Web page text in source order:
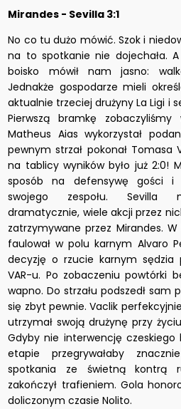
Mirandes - Sevilla 3:1
No co tu dużo mówić. Szok i
na to spotkanie nie dojechała.
boisko mówił nam jasno:
Jednakże gospodarze mieli
aktualnie trzeciej drużyny La Ligi i
Pierwszą bramkę
Matheus Aias wykorzystał
pewnym strzał pokonał Tomasa
na tablicy wyników było już 2:0!
sposób na defensywę gości i
swojego zespołu. Sevilla
dramatycznie, wiele akcji przez
zatrzymywane przez Mirandes.
faulował w polu karnym Alvaro
decyzję o rzucie karnym sędzia
VAR-u. Po zobaczeniu powtórki
wapno. Do strzału podszedł sam
się zbyt pewnie. Vaclik
utrzymał swoją drużynę przy
Gdyby nie interwencję
etapie przegrywałaby
spotkania ze świetną kontrą
zakończył trafieniem. Gola
doliczonym czasie Nolito.